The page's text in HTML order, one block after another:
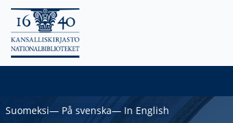
Suomeksi― På svenska― In English